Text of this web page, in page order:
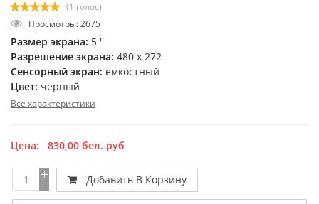
(1 голос)
Просмотры: 2675
Размер экрана: 5 ''
Разрешение экрана: 480 x 272
Сенсорный экран: емкостный
Цвет: черный
Все характеристики
Цена: 830,00 бел. руб
Добавить В Корзину